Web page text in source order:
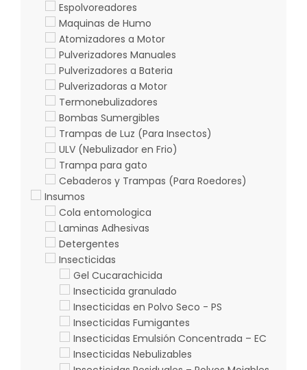
Espolvoreadores
Maquinas de Humo
Atomizadores a Motor
Pulverizadores Manuales
Pulverizadores a Bateria
Pulverizadoras a Motor
Termonebulizadores
Bombas Sumergibles
Trampas de Luz (Para Insectos)
ULV (Nebulizador en Frio)
Trampa para gato
Cebaderos y Trampas (Para Roedores)
Insumos
Cola entomologica
Laminas Adhesivas
Detergentes
Insecticidas
Gel Cucarachicida
Insecticida granulado
Insecticidas en Polvo Seco - PS
Insecticidas Fumigantes
Insecticidas Emulsión Concentrada – EC
Insecticidas Nebulizables